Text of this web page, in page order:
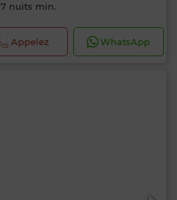
7 nuits min.
Appelez WhatsApp